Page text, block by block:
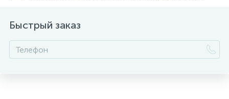
Быстрый заказ